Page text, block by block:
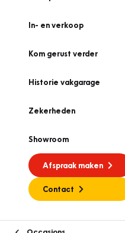
In- en verkoop
Kom gerust verder
Historie vakgarage
Zekerheden
Showroom
Afspraak maken
Contact